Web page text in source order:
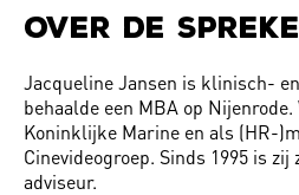
Over de
Jacqueline Jansen is klinisch-
behaalde een MBA op
Koninklijke Marine en als (HR-
Cinevideogroep. Sinds 1995 is
adviseur.